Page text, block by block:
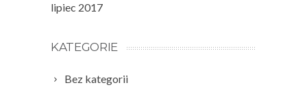
lipiec 2017
KATEGORIE
Bez kategorii